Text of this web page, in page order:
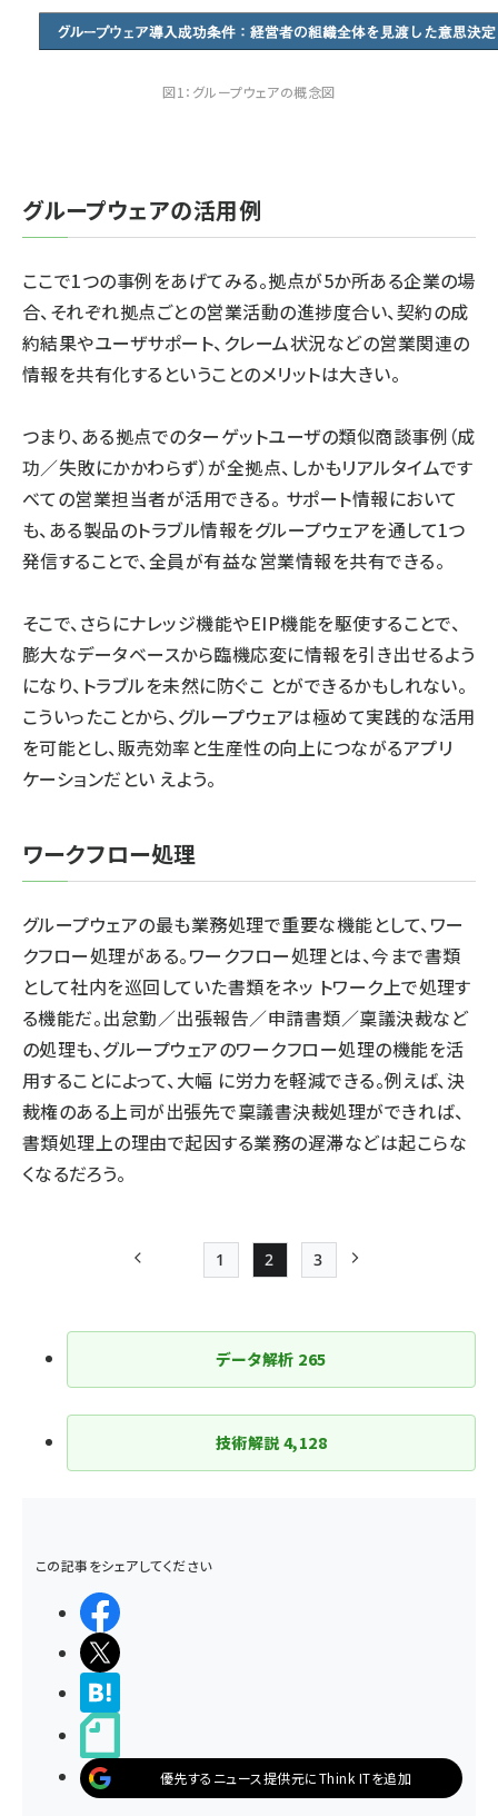
図1：グループウェアの概念図
グループウェアの活用例
ここで1つの事例をあげてみる。拠点が5か所ある企業の場
合、それぞれ拠点ごとの営業活動の進捗度合い、契約の成
約結果やユーザサポート、クレーム状況などの営業関連の
情報を共有化するということのメリットは大きい。
つまり、ある拠点でのターゲットユーザの類似商談事例（成
功／失敗にかかわらず）が全拠点、しかもリアルタイムです
べての営業担当者が活用できる。 サポート情報において
も、ある製品のトラブル情報をグループウェアを通して1つ
発信することで、全員が有益な営業情報を共有できる。
そこで、さらにナレッジ機能やEIP機能を駆使することで、
膨大なデータベースから臨機応変に情報を引き出せるよう
になり、トラブルを未然に防ぐこ とができるかもしれない。
こういったことから、グループウェアは極めて実践的な活用
を可能とし、販売効率と生産性の向上につながるアプリ
ケーションだとい えよう。
ワークフロー処理
グループウェアの最も業務処理で重要な機能として、ワー
クフロー処理がある。ワークフロー処理とは、今まで書類
として社内を巡回していた書類をネッ トワーク上で処理す
る機能だ。出怠勤／出張報告／申請書類／稟議決裁など
の処理も、グループウェアのワークフロー処理の機能を活
用することによって、大幅 に労力を軽減できる。例えば、決
裁権のある上司が出張先で稟議書決裁処理ができれば、
書類処理上の理由で起因する業務の遅滞などは起こらな
くなるだろう。
ジ
送
り
前ページ Page
1
Page
2
Page
3
データ解析 265
技術解説 4,128
この記事をシェアしてください
優先するニュース提供元にThink ITを追加